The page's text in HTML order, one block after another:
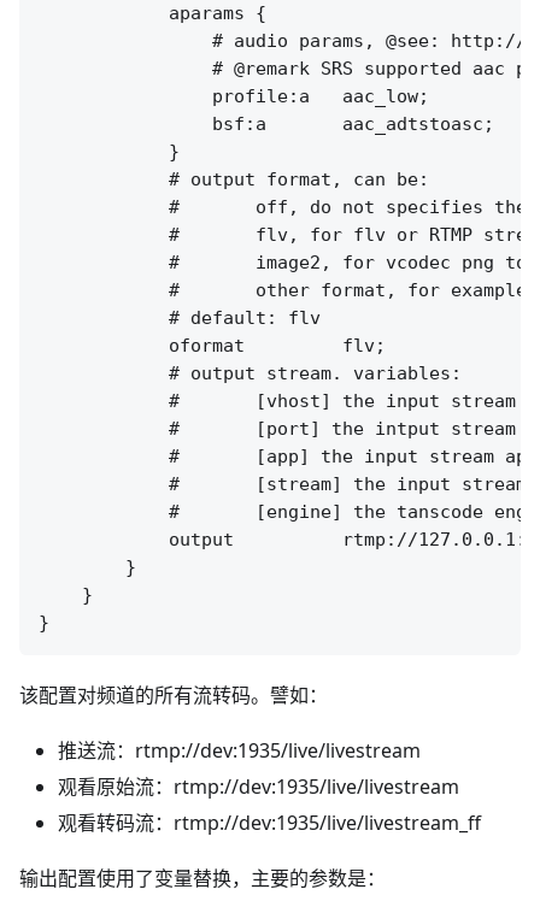
            aparams {
# audio params, @see:
# @remark SRS supported aac
                profile:a   aac_low;
                bsf:a       aac_adtstoasc;
            }
            # output format, can be:
#       off, do not specifies the
#       flv, for flv or RTMP
#       image2, for vcodec png to
#       other format, for
            # default: flv
            oformat         flv;
            # output stream. variables:
#       [vhost] the input stream
#       [port] the intput stream
#       [app] the input stream
#       [stream] the input stream
#       [engine] the tanscode
output          rtmp://
        }
    }
该配置对频道的所有流转码。譬如：
推送流：rtmp://dev:1935/live/livestream
观看原始流：rtmp://dev:1935/live/livestream
观看转码流：rtmp://dev:1935/live/livestream_ff
输出配置使用了变量替换，主要的参数是：